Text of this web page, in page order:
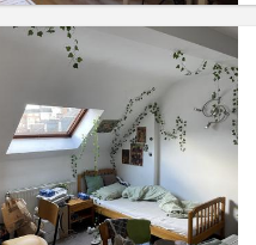
Info
€
75 €
12 months
No